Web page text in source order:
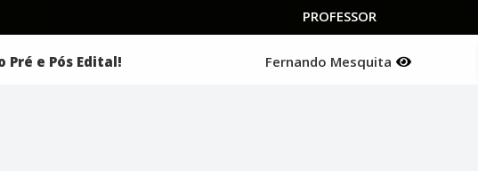
PROFESSOR
e Pós Edital! Fernando Mesquita